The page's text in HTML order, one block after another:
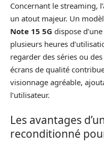
Concernant le streaming,
un atout majeur. Un
Note 15 5G dispose
plusieurs heures
regarder des séries ou
écrans de qualité
visionnage agréable,
l’utilisateur.
Les avantages
reconditionné